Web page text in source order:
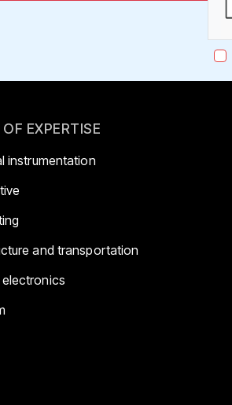
EXPERTISE
instrumentation
and transportation